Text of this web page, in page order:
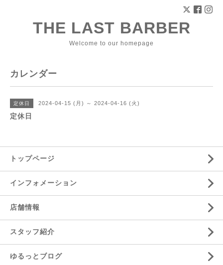
THE LAST BARBER
Welcome to our homepage
カレンダー
定休日 2024-04-15 (月) ～ 2024-04-16 (火)
定休日
トップページ
インフォメーション
店舗情報
スタッフ紹介
ゆるっとブログ